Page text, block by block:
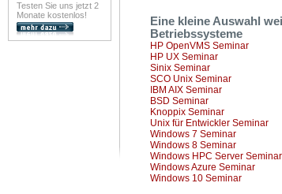
Testen Sie uns jetzt 2
Monate kostenlos!
Eine kleine Auswahl
Betriebssysteme
HP OpenVMS Seminar
HP UX Seminar
Sinix Seminar
SCO Unix Seminar
IBM AIX Seminar
BSD Seminar
Knoppix Seminar
Unix für Entwickler Seminar
Windows 7 Seminar
Windows 8 Seminar
Windows HPC Server Seminar
Windows Azure Seminar
Windows 10 Seminar